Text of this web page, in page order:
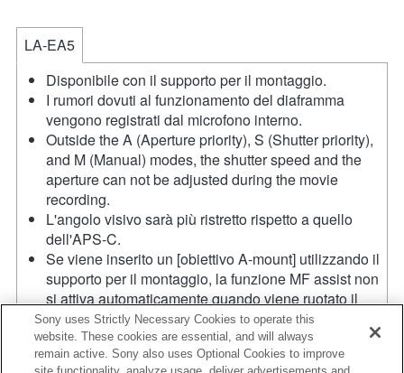
LA-EA5
Disponibile con il supporto per il montaggio.
I rumori dovuti al funzionamento del diaframma
vengono registrati dal microfono interno.
Outside the A (Aperture priority), S (Shutter priority),
and M (Manual) modes, the shutter speed and the
aperture can not be adjusted during the movie
recording.
L'angolo visivo sarà più ristretto rispetto a quello
dell'APS-C.
Se viene inserito un [obiettivo A-mount] utilizzando il
supporto per il montaggio, la funzione MF assist non
si attiva automaticamente quando viene ruotato il
regolatore di messa a fuoco. È possibile ingrandire
l'immagine assegnando le funzioni [Focus Magnifier]
o [MF Assist] a qualsiasi tasto dal menu "Custom Key
Sony uses Strictly Necessary Cookies to operate this
website. These cookies are essential, and will always
remain active. Sony also uses Optional Cookies to improve